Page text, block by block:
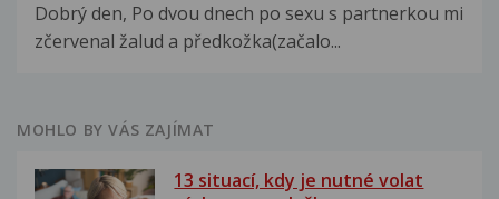
Dobrý den, Po dvou dnech po sexu s partnerkou mi
zčervenal žalud a předkožka(začalo...
MOHLO BY VÁS ZAJÍMAT
13 situací, kdy je nutné volat